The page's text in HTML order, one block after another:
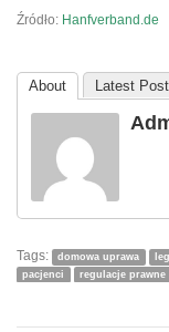
Źródło: Hanfverband.de
About Latest
Tags: domowa uprawa
pacjenci
regulacje prawne